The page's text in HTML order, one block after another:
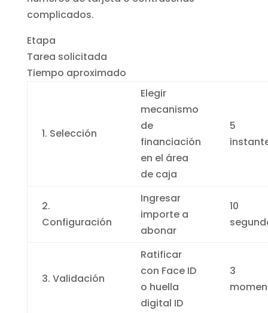
complicados.
Etapa
Tarea solicitada
Tiempo aproximado
1. Selección
Elegir
mecanismo
de
financiación
en el área
de caja
5
2.
Configuración
Ingresar
importe a
abonar
10
3. Validación
Ratificar
con Face ID
o huella
digital ID
3